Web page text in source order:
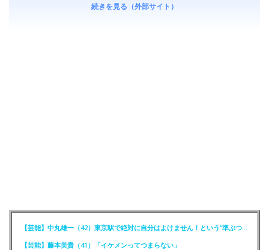
続きを見る（外部サイト）
【芸能】藤本美貴（41）「イケメンってつまらない」